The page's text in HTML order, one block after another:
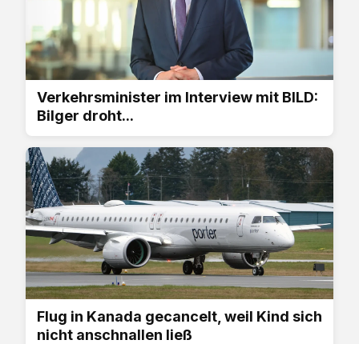
Verkehrsminister im Interview mit BILD:
Bilger droht...
Flug in Kanada gecancelt, weil Kind sich
nicht anschnallen ließ